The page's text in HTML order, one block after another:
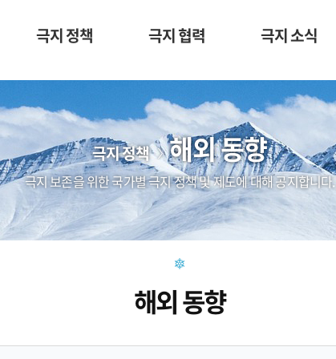
극지 정책 극지 협력 극지 소식
극지 정책 해외 동향
극지 보존을 위한 국가별 극지 정책 및 제도에 대해 공지합니다.
해외 동향